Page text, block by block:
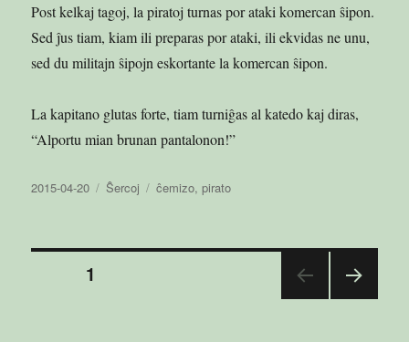
Post kelkaj tagoj, la piratoj turnas por ataki komercan ŝipon.
Sed ĵus tiam, kiam ili preparas por ataki, ili ekvidas ne unu,
sed du militajn ŝipojn eskortante la komercan ŝipon.
La kapitano glutas forte, tiam turniĝas al katedo kaj diras,
“Alportu mian brunan pantalonon!”
Publikigita
2015-04-20 Kategorioj
Ŝercoj Etikedoj
ĉemizo,pirato
Paĝnumerado
1